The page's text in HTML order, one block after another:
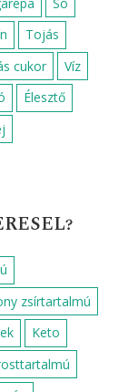
ötletek
vacsora
köret
vacsora
Darált dió
Kakaópor
Méz
Olaj